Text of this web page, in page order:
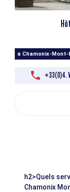
a Chamonix-Mont-
+33(0)4.
h2>Quels
Chamonix